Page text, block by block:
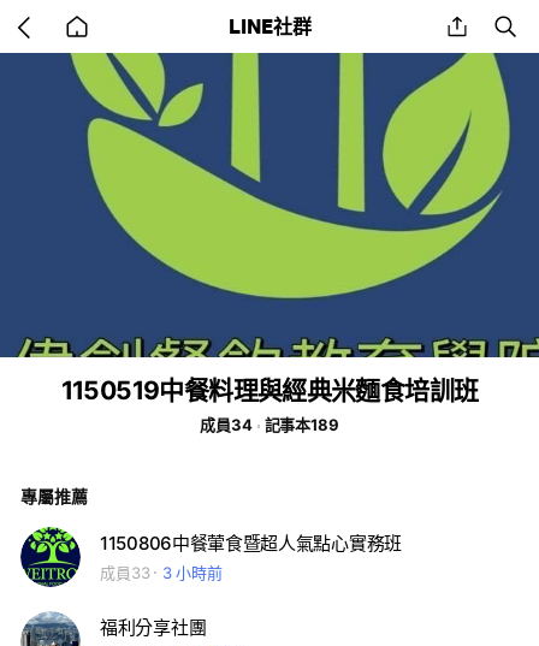
back
to
home
LINE社群 share
1150519中餐料理與經典米麵食培訓班
成員34 記事本189
專屬推薦
1150806中餐葷食暨超人氣點心實務班
成員33 3 小時前
福利分享社團